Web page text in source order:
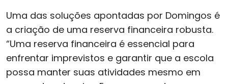
Uma das soluções apontadas por Domingos é
a criação de uma reserva financeira robusta.
“Uma reserva financeira é essencial para
enfrentar imprevistos e garantir que a escola
possa manter suas atividades mesmo em